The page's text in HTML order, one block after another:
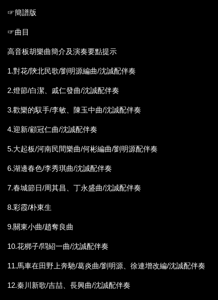
☞簡譜版
☞曲目
高音板胡樂曲簡介及演奏要點提示
1.對花/陝北民歌/劉明源編曲/沈誠配伴奏
2.燈節/白潔、戚仁發曲/沈誠配伴奏
3.歡樂的馭手/李敏、陳玉中曲/沈誠配伴奏
4.迎新/顧冠仁曲/沈誠配伴奏
5.大起板/河南民間樂曲/何彬編曲/劉明源配伴奏
6.湖邊春色/李秀琪曲/沈誠配伴奏
7.春城節日/周其昌、丁永盛曲/沈誠配伴奏
8.彩霞/朴東生
9.關東小曲/趙奪良曲
10.花梆子/閰紹一曲/沈誠配伴奏
11.馬車在田野上奔馳/葛炎曲/劉明源、徐連增改編/沈誠配伴奏
12.秦川新歌/吉喆、長興曲/沈誠配伴奏